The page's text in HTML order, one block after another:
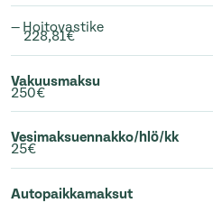
— Hoitovastike
228,81€
Vakuusmaksu
250€
Vesimaksuennakko/hlö/kk
25€
Autopaikkamaksut